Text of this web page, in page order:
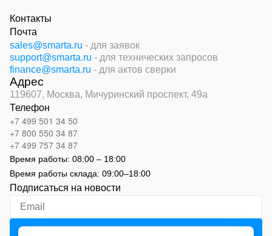
Контакты
Почта
sales@smarta.ru - для заявок
support@smarta.ru - для технических запросов
finance@smarta.ru - для актов сверки
Адрес
119607, Москва, Мичуринский проспект, 49а
Телефон
+7 499 501 34 50
+7 800 550 34 87
+7 499 757 34 87
Время работы: 08:00 – 18:00
Время работы склада: 09:00–18:00
Подписаться на новости